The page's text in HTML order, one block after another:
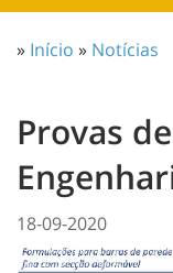
» Início » Notícias
Provas
18-09-2020